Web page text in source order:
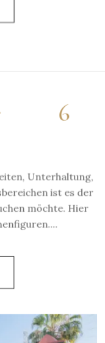
Unterhaltung,
ist es der
möchte. Hier
6